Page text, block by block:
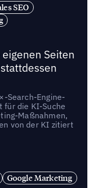
SEO
Seiten
Search-Engine-
für die KI-Suche
Maßnahmen,
von der KI zitiert
Google Marketing